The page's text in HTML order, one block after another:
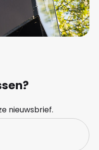
nieuwsbrief.